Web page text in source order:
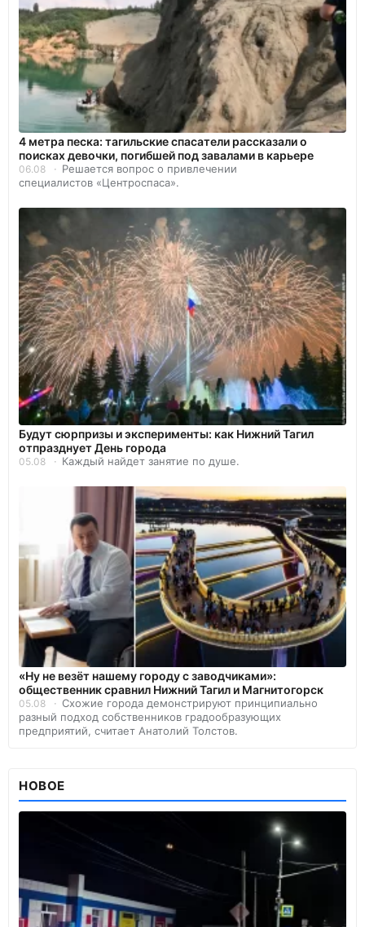
4 метра песка: тагильские спасатели рассказали о
поисках девочки, погибшей под завалами в карьере
06.08
Решается вопрос о привлечении
специалистов «Центроспаса».
Будут сюрпризы и эксперименты: как Нижний Тагил
отпразднует День города
05.08 Каждый найдет занятие по душе.
«Ну не везёт нашему городу с заводчиками»:
общественник сравнил Нижний Тагил и Магнитогорск
05.08
Схожие города демонстрируют принципиально
разный подход собственников градообразующих
предприятий, считает Анатолий Толстов.
НОВОЕ